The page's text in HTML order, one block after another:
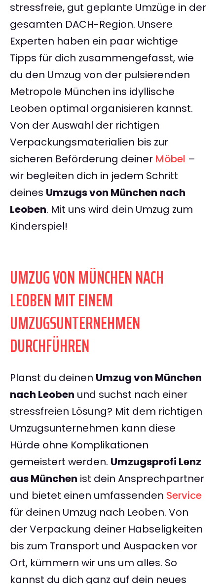
stressfreie, gut geplante Umzüge in der
gesamten DACH-Region. Unsere
Experten haben ein paar wichtige
Tipps für dich zusammengefasst, wie
du den Umzug von der pulsierenden
Metropole München ins idyllische
Leoben optimal organisieren kannst.
Von der Auswahl der richtigen
Verpackungsmaterialien bis zur
sicheren Beförderung deiner Möbel –
wir begleiten dich in jedem Schritt
deines Umzugs von München nach
Leoben. Mit uns wird dein Umzug zum
Kinderspiel!
UMZUG VON MÜNCHEN NACH
LEOBEN MIT EINEM
UMZUGSUNTERNEHMEN
DURCHFÜHREN
Planst du deinen Umzug von München
nach Leoben und suchst nach einer
stressfreien Lösung? Mit dem richtigen
Umzugsunternehmen kann diese
Hürde ohne Komplikationen
gemeistert werden. Umzugsprofi Lenz
aus München ist dein Ansprechpartner
und bietet einen umfassenden Service
für deinen Umzug nach Leoben. Von
der Verpackung deiner Habseligkeiten
bis zum Transport und Auspacken vor
Ort, kümmern wir uns um alles. So
kannst du dich ganz auf dein neues